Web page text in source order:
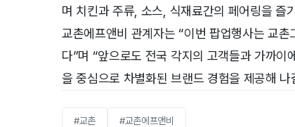
며 치킨과 주류, 소스, 식재료간의 페어링을 즐
교촌에프앤비 관계자는 “이번 팝업행사는 교
다”며 “앞으로도 전국 각지의 고객들과 가까
을 중심으로 차별화된 브랜드 경험을 제공해 나
#교촌 #교촌에프앤비